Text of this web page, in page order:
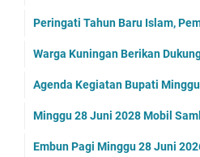
Peringati Tahun Baru Islam,
Warga Kuningan Berikan
Agenda Kegiatan Bupati
Minggu 28 Juni 2028 Mobil
Embun Pagi Minggu 28 Juni